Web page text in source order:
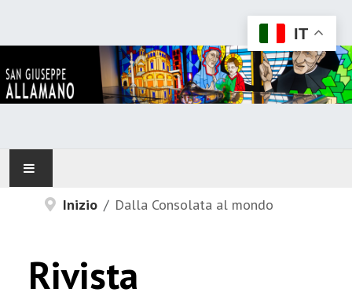
HOME
IN RELAZIONE CON...
IT
Inizio Dalla Consolata al mondo
Rivista